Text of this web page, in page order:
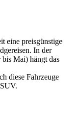
oder sogar gebucht
und Camper-
Sie uns das bei
besten gleich mit
eine preisgünstige
In der
Mai) hängt das
diese Fahrzeuge